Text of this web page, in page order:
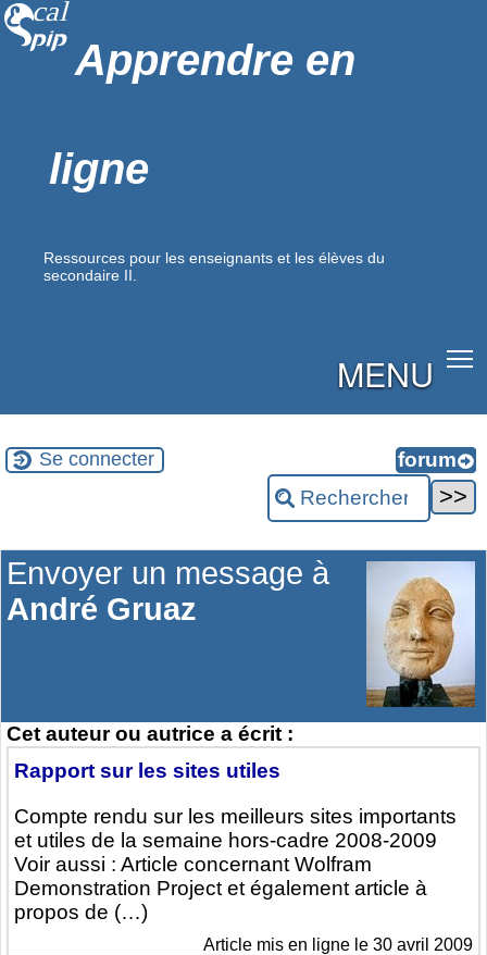
Apprendre en
ligne
Ressources pour les enseignants et les élèves du
secondaire II.
MENU
Se connecter
Envoyer un message à
André Gruaz
Cet auteur ou autrice a écrit :
Rapport sur les sites utiles
Compte rendu sur les meilleurs sites importants
et utiles de la semaine hors-cadre 2008-2009
Voir aussi : Article concernant Wolfram
Demonstration Project et également article à
propos de (…)
Article mis en ligne le 30 avril 2009